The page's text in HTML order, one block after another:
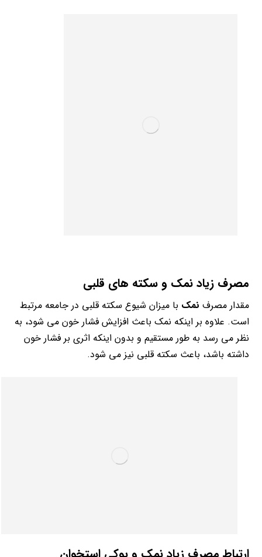
مصرف زیاد نمک و سکته های قلبی
مقدار مصرف نمک با میزان شیوع سکته قلبی در جامعه مرتبط
است. علاوه بر اینکه نمک باعث افزایش فشار خون می شود، به
نظر می رسد به طور مستقیم و بدون اینکه اثری بر فشار خون
داشته باشد، باعث سکته قلبی نیز می شود.